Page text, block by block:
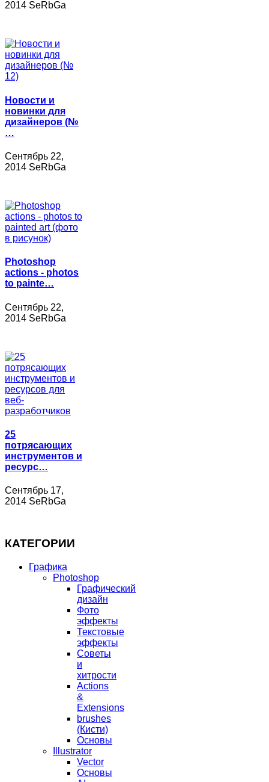
2014 SeRbGa
Новости и
новинки для
дизайнеров (№
…
Сентябрь 22,
2014 SeRbGa
Photoshop
actions - photos
to painte…
Сентябрь 22,
2014 SeRbGa
25
потрясающих
инструментов и
ресурс…
Сентябрь 17,
2014 SeRbGa
КАТЕГОРИИ
Графика
Photoshop
Графический
дизайн
Фото
эффекты
Текстовые
эффекты
Советы
и
хитрости
Actions
&
Extensions
brushes
(Кисти)
Основы
Illustrator
Vector
Основы